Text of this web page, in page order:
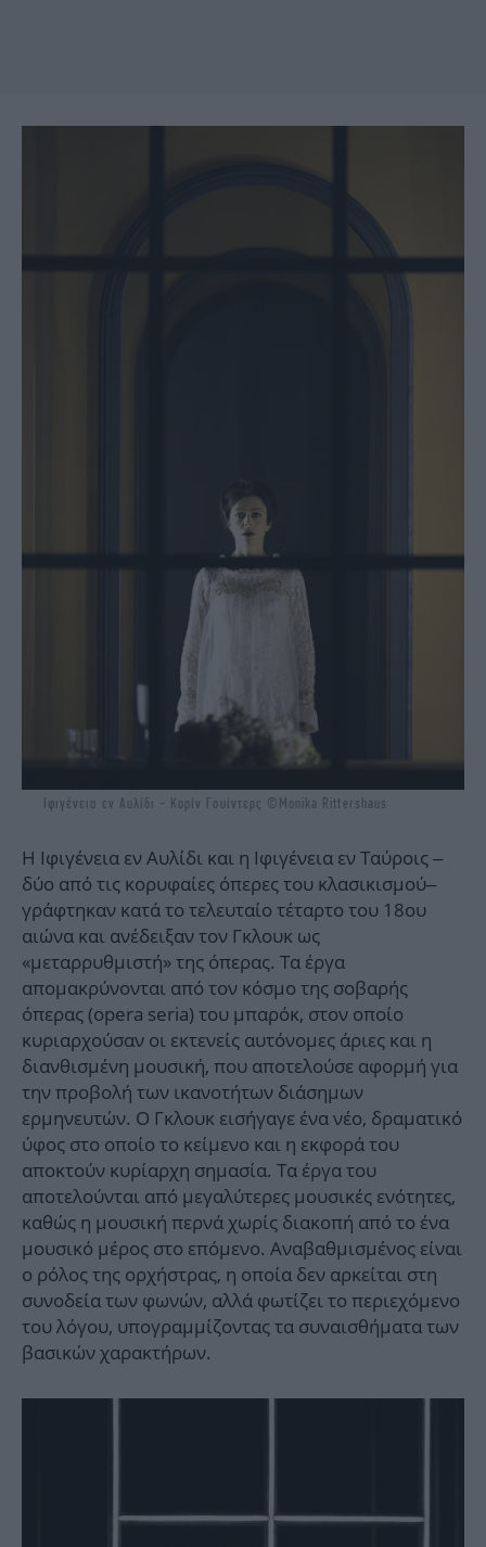
Ιφιγένεια εν Αυλίδι - Κορίν Γουίντερς ©Monika Rittershaus
Η Ιφιγένεια εν Αυλίδι και η Ιφιγένεια εν Ταύροις –
δύο από τις κορυφαίες όπερες του κλασικισμού–
γράφτηκαν κατά το τελευταίο τέταρτο του 18ου
αιώνα και ανέδειξαν τον Γκλουκ ως
«μεταρρυθμιστή» της όπερας. Τα έργα
απομακρύνονται από τον κόσμο της σοβαρής
όπερας (οpera seria) του μπαρόκ, στον οποίο
κυριαρχούσαν οι εκτενείς αυτόνομες άριες και η
διανθισμένη μουσική, που αποτελούσε αφορμή για
την προβολή των ικανοτήτων διάσημων
ερμηνευτών. Ο Γκλουκ εισήγαγε ένα νέο, δραματικό
ύφος στο οποίο το κείμενο και η εκφορά του
αποκτούν κυρίαρχη σημασία. Τα έργα του
αποτελούνται από μεγαλύτερες μουσικές ενότητες,
καθώς η μουσική περνά χωρίς διακοπή από το ένα
μουσικό μέρος στο επόμενο. Αναβαθμισμένος είναι
ο ρόλος της ορχήστρας, η οποία δεν αρκείται στη
συνοδεία των φωνών, αλλά φωτίζει το περιεχόμενο
του λόγου, υπογραμμίζοντας τα συναισθήματα των
βασικών χαρακτήρων.